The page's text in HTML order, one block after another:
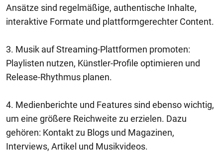
Ansätze sind regelmäßige, authentische Inhalte,
interaktive Formate und plattformgerechter Content.
3. Musik auf Streaming-Plattformen promoten:
Playlisten nutzen, Künstler-Profile optimieren und
Release-Rhythmus planen.
4. Medienberichte und Features sind ebenso wichtig,
um eine größere Reichweite zu erzielen. Dazu
gehören: Kontakt zu Blogs und Magazinen,
Interviews, Artikel und Musikvideos.